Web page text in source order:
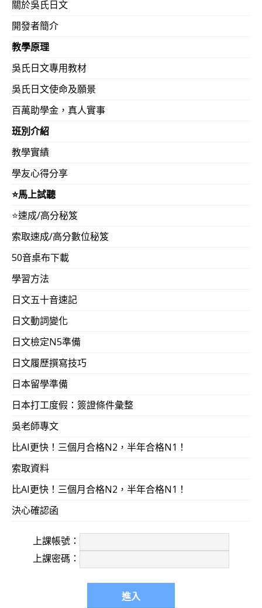
關於吳氏日文
開發者簡介
教學原理
吳氏日文專用教材
吳氏日文使命及願景
百萬助學金，真人實事
班別介紹
教學實績
學友心得分享
⭐️馬上試聽
⭐️速成/高分秘笈
索取速成/高分數位秘笈
50音桌布下載
學習方法
日文五十音速記
日文動詞變化
日文檢定N5準備
日文履歷撰寫技巧
日本留學準備
日本打工度假：簽證條件彙整
吳老師專文
比AI更快！三個月合格N2，半年合格N1！
索取資料
比AI更快！三個月合格N2，半年合格N1！
決心確認函
上課帳號：
上課密碼：